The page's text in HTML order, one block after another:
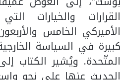
القرارات والخيارات
الأميركي الخامس
كبيرة في السياسة
المتّحدة. ويُشير الكتاب
الحديث عنها على نحو